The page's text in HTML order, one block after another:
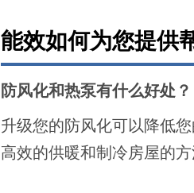
能效如何为您提供
防风化和热泵有什么好处？
升级您的防风化可以降低
高效的供暖和制冷房屋的方